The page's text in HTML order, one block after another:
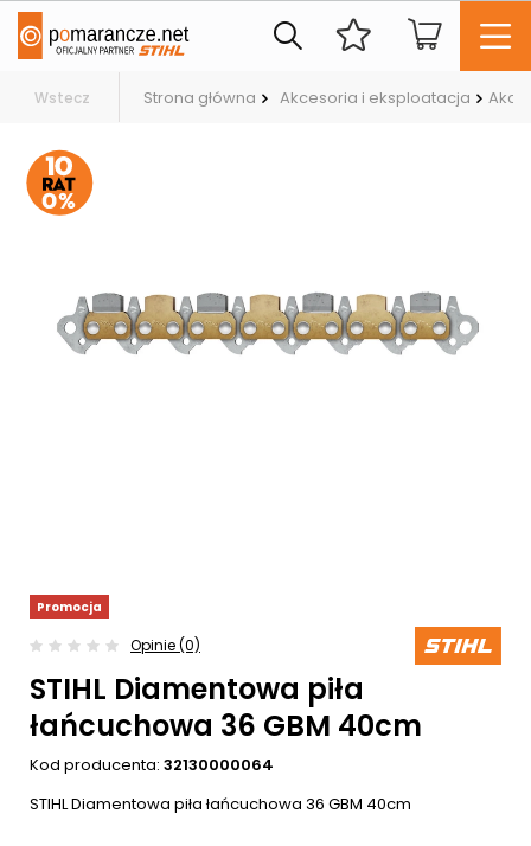
Wstecz Strona główna Akcesoria i eksploatacja
Promocja
Opinie (0)
STIHL Diamentowa piła
łańcuchowa 36 GBM 40cm
Kod producenta: 32130000064
STIHL Diamentowa piła łańcuchowa 36 GBM 40cm